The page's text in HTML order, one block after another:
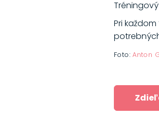
Pri
Foto:Anton